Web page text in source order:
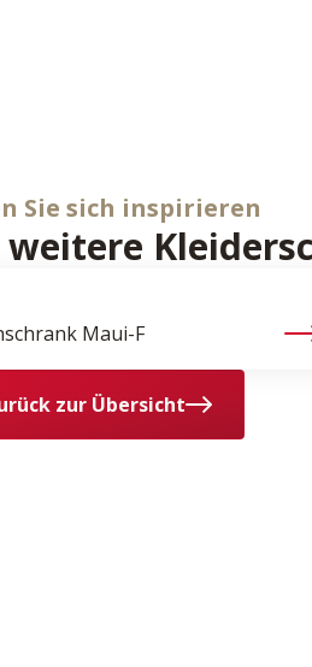
Sie sich inspirieren
weitere
Maui-F
zur Übersicht